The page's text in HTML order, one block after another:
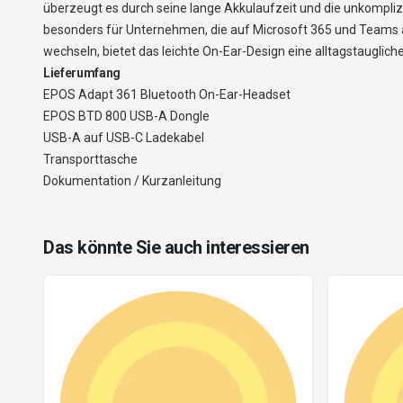
überzeugt es durch seine lange Akkulaufzeit und die
besonders für Unternehmen, die auf Microsoft 365 und
wechseln, bietet das leichte On-Ear-Design eine
Lieferumfang
EPOS Adapt 361 Bluetooth On-Ear-Headset
EPOS BTD 800 USB-A Dongle
USB-A auf USB-C Ladekabel
Transporttasche
Dokumentation / Kurzanleitung
Das könnte Sie auch interessieren